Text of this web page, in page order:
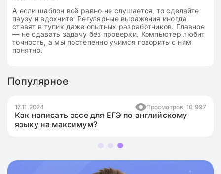
А если шаблон всё равно не слушается, то сделайте
паузу и вдохните. Регулярные выражения иногда
ставят в тупик даже опытных разработчиков. Главное
— не сдавать задачу без проверки. Компьютер любит
точность, а мы постепенно учимся говорить с ним
понятно.
Популярное
17.11.2024 Просмотров: 10 997
Как написать эссе для ЕГЭ по английскому
языку на максимум?